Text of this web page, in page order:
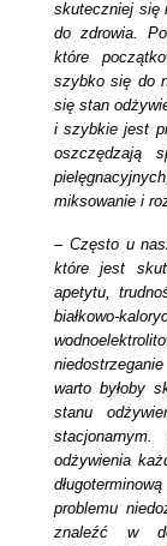
skuteczniej się
do zdrowia.
które
szybko się do
się stan
i szybkie jest
oszczędzają
miksowanie i
–Często u
które jest
apetytu,
białkowo-
warto byłoby
stanu
stacjonarnym.
odżywienia
problemu
znaleźć w